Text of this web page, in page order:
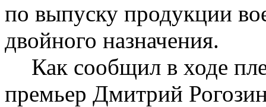
по выпуску продукции
двойного назначения.
Как сообщил в ходе
премьер Дмитрий